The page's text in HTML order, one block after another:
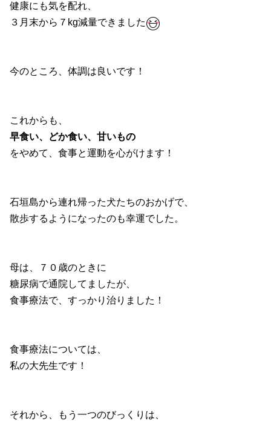
健康にも気を配れ、
３月末から７kg減量できました
今のところ、体調は良いです！
これからも、
早食い、どか食い、甘いもの
をやめて、食事と運動を心がけます！
石垣島から連れ帰った犬たちのおかげで、
散歩するようになったのも幸運でした。
母は、７０歳のときに
糖尿病で通院してましたが、
食事療法で、すっかり治りました！
食事療法については、
私の大先生です！
それから、もう一つのびっくりは、